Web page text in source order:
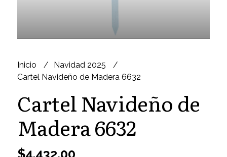
Inicio
Navidad 2025
Cartel Navideño de Madera 6632
Cartel Navideño de
Madera 6632
$4.432,00